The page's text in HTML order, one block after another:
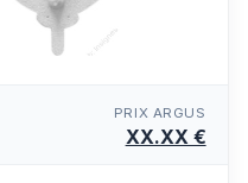
PRIX ARGUS
XX.XX €